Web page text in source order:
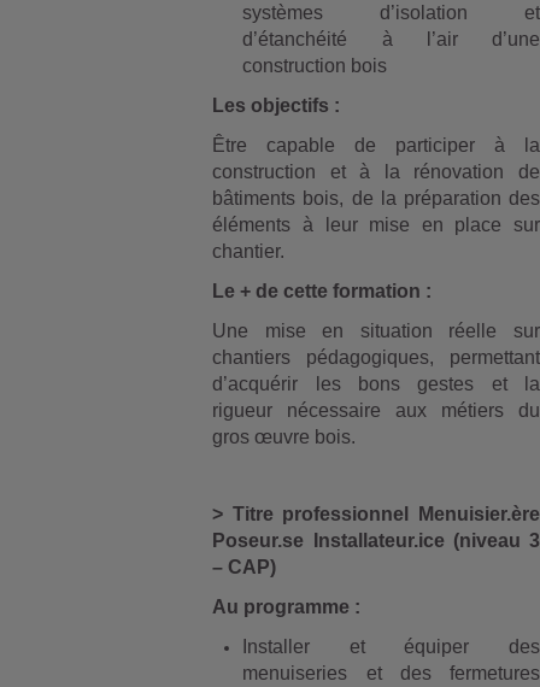
systèmes d’isolation et
d’étanchéité à l’air d’une
construction bois
Les objectifs :
Être capable de participer à la
construction et à la rénovation de
bâtiments bois, de la préparation des
éléments à leur mise en place sur
chantier.
Le + de cette formation :
Une mise en situation réelle sur
chantiers pédagogiques, permettant
d’acquérir les bons gestes et la
rigueur nécessaire aux métiers du
gros œuvre bois.
> Titre professionnel Menuisier.ère
Poseur.se Installateur.ice (niveau 3
– CAP)
Au programme :
Installer et équiper des
menuiseries et des fermetures